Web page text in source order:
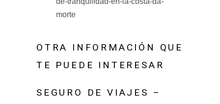
morte
OTRA INFORMACIÓN QUE
TE PUEDE INTERESAR
SEGURO DE VIAJES –